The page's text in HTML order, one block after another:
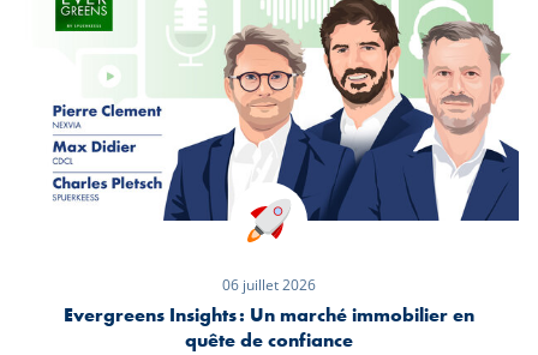
06 juillet 2026
Evergreens Insights : Un marché immobilier en
quête de confiance